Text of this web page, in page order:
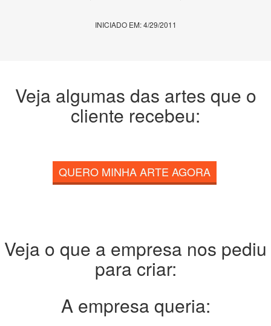
INICIADO EM: 4/29/2011
Veja algumas das artes que o
cliente recebeu:
QUERO MINHA ARTE AGORA
Veja o que a empresa nos pediu
para criar:
A empresa queria: